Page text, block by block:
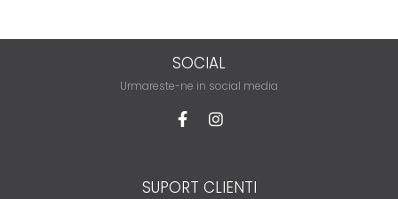
SOCIAL
Urmareste-ne in social media
SUPORT CLIENTI